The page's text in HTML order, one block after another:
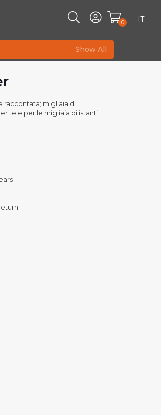
0 IT
Show All
raccontata; migliaia di
te e per le migliaia di istanti